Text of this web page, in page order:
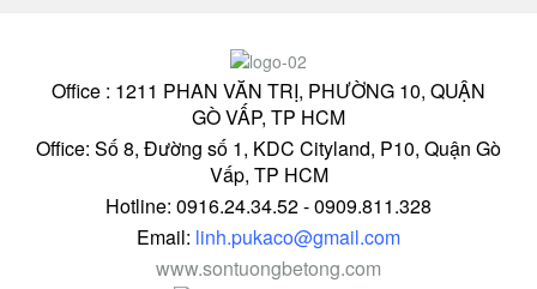
Office : 1211 PHAN VĂN TRỊ, PHƯỜNG 10, QUẬN
GÒ VẤP, TP HCM
Office: Số 8, Đường số 1, KDC Cityland, P10, Quận Gò
Vấp, TP HCM
Hotline: 0916.24.34.52 - 0909.811.328
Email: linh.pukaco@gmail.com
www.sontuongbetong.com